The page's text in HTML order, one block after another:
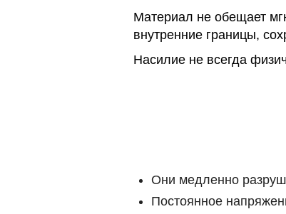
Материал не обещает
внутренние границы,
Насилие не всегда
Они медленно
Постоянное